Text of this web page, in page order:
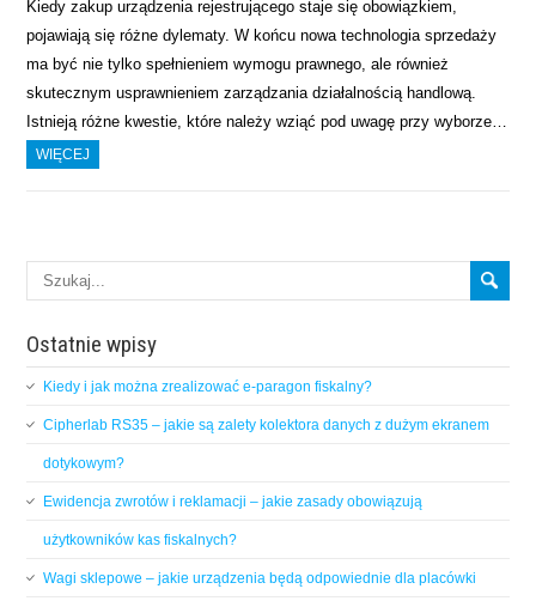
Kiedy zakup urządzenia rejestrującego staje się obowiązkiem,
pojawiają się różne dylematy. W końcu nowa technologia sprzedaży
ma być nie tylko spełnieniem wymogu prawnego, ale również
skutecznym usprawnieniem zarządzania działalnością handlową.
Istnieją różne kwestie, które należy wziąć pod uwagę przy wyborze…
WIĘCEJ
Ostatnie wpisy
Kiedy i jak można zrealizować e-paragon fiskalny?
Cipherlab RS35 – jakie są zalety kolektora danych z dużym ekranem
dotykowym?
Ewidencja zwrotów i reklamacji – jakie zasady obowiązują
użytkowników kas fiskalnych?
Wagi sklepowe – jakie urządzenia będą odpowiednie dla placówki